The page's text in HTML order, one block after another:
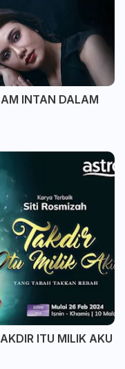
INTAN DALAM
ITU MILIK AKU